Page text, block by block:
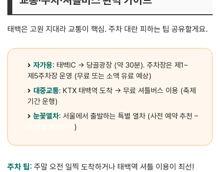
태백은 고원 지대라 교통이 핵심. 주차 대란 피하는 팁 공유할게요.
자가용: 태백IC → 당골광장 (약 30분). 주차장은 제1~
제5주차장 운영 (무료 또는 소액 유료 예상)
대중교통: KTX 태백역 도착 → 무료 셔틀버스 이용 (축제
기간 운행)
눈꽃열차: 서울에서 출발하는 특별 열차 (사전 예약 추천 –
)
주차 팁: 주말 오전 일찍 도착하거나 태백역 셔틀 이용이 최선!